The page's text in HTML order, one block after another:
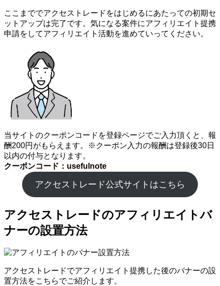
ここまででアクセストレードをはじめるにあたっての初期セ
ットアップは完了です。気になる案件にアフィリエイト提携
申請をしてアフィリエイト活動を進めていってください。
当サイトのクーポンコードを登録ページでご入力頂くと、報
酬200円がもらえます。※クーポン入力の報酬は登録後30日
以内の付与となります。
クーポンコード：usefulnote
アクセストレード公式サイトはこちら
アクセストレードのアフィリエイトバ
ナーの設置方法
アクセストレードでアフィリエイト提携した後のバナーの設
置方法をこちらでご紹介します。